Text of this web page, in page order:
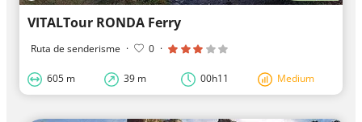
VITALTour RONDA Ferry
Ruta de senderisme · 0 ·
605 m 39 m 00h11 Medium